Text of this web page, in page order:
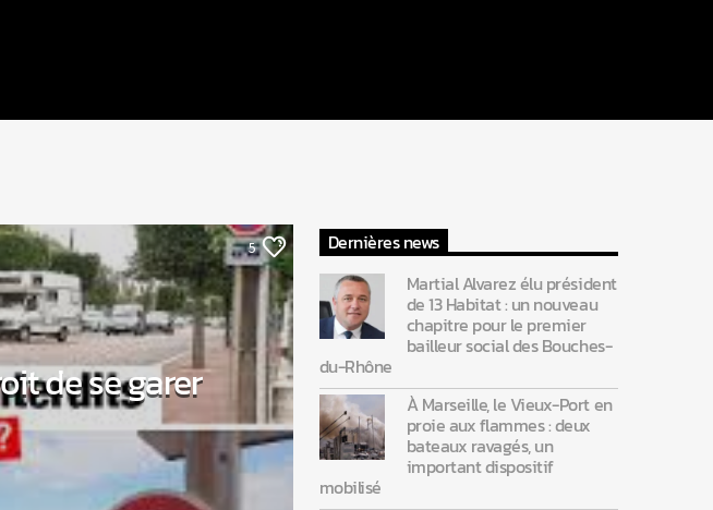
5
de se garer
Dernières news
Martial Alvarez élu président
de 13 Habitat : un nouveau
chapitre pour le premier
bailleur social des Bouches-
du-Rhône
À Marseille, le Vieux-Port en
proie aux flammes : deux
bateaux ravagés, un
important dispositif
mobilisé